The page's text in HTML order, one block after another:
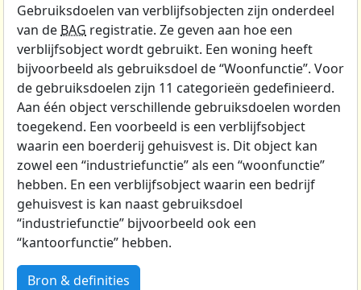
Gebruiksdoelen van verblijfsobjecten zijn onderdeel
van de BAG registratie. Ze geven aan hoe een
verblijfsobject wordt gebruikt. Een woning heeft
bijvoorbeeld als gebruiksdoel de “Woonfunctie”. Voor
de gebruiksdoelen zijn 11 categorieën gedefinieerd.
Aan één object verschillende gebruiksdoelen worden
toegekend. Een voorbeeld is een verblijfsobject
waarin een boerderij gehuisvest is. Dit object kan
zowel een “industriefunctie” als een “woonfunctie”
hebben. En een verblijfsobject waarin een bedrijf
gehuisvest is kan naast gebruiksdoel
“industriefunctie” bijvoorbeeld ook een
“kantoorfunctie” hebben.
Bron & definities